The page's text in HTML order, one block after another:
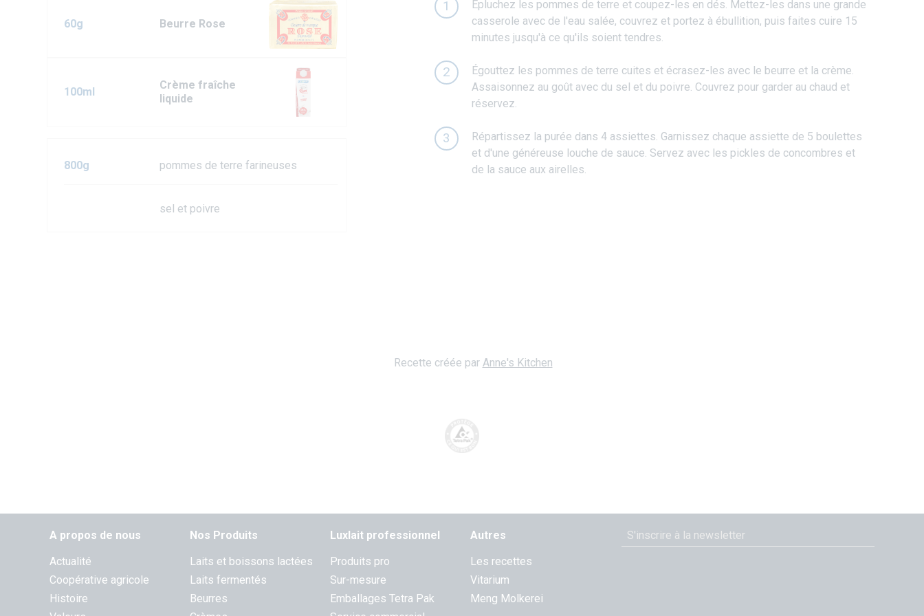
60g Beurre Rose
100ml
Crème fraîche
liquide
800g pommes de terre farineuses
sel et poivre
1
Épluchez les pommes de terre et coupez-les en dés. Mettez-les dans une grande
casserole avec de l'eau salée, couvrez et portez à ébullition, puis faites cuire 15
minutes jusqu'à ce qu'ils soient tendres.
2
Égouttez les pommes de terre cuites et écrasez-les avec le beurre et la crème.
Assaisonnez au goût avec du sel et du poivre. Couvrez pour garder au chaud et
réservez.
3
Répartissez la purée dans 4 assiettes. Garnissez chaque assiette de 5 boulettes
et d'une généreuse louche de sauce. Servez avec les pickles de concombres et
de la sauce aux airelles.
Recette créée par Anne's Kitchen
A propos de nous
Actualité
Coopérative agricole
Histoire
Nos Produits
Laits et boissons lactées
Laits fermentés
Beurres
Luxlait professionnel
Produits pro
Sur-mesure
Emballages Tetra Pak
Autres
Les recettes
Vitarium
Meng Molkerei